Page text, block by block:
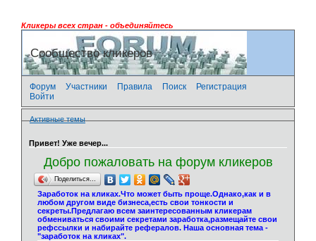
Кликеры всех стран - объединяйтесь
Сообщество кликеров
Форум Участники Правила Поиск
Регистрация
Войти
Активные темы
Привет! Уже вечер...
Добро пожаловать на форум кликеров
Поделиться…
Заработок на кликах.Что может быть проще.Однако,как и в
любом другом виде бизнеса,есть свои тонкости и
секреты.Предлагаю всем заинтересованным кликерам
обмениваться своими секретами заработка,размещайте свои
рефссылки и набирайте рефералов. Наша основная тема -
"заработок на кликах".